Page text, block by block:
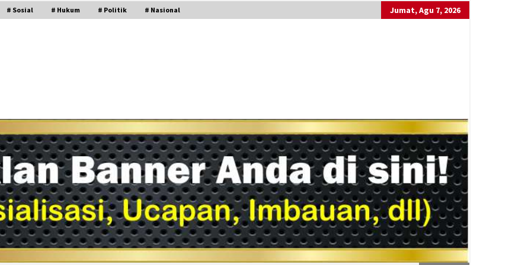
# Sosial # Hukum # Politik # Nasional Jumat, Agu 7, 2026